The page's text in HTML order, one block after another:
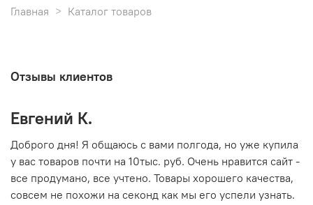
Главная Каталог товаров
Отзывы клиентов
Евгений К.
Доброго дня! Я общаюсь с вами полгода, но уже купила
у вас товаров почти на 10тыс. руб. Очень нравится сайт -
все продумано, все учтено. Товары хорошего качества,
совсем не похожи на секонд как мы его успели узнать.